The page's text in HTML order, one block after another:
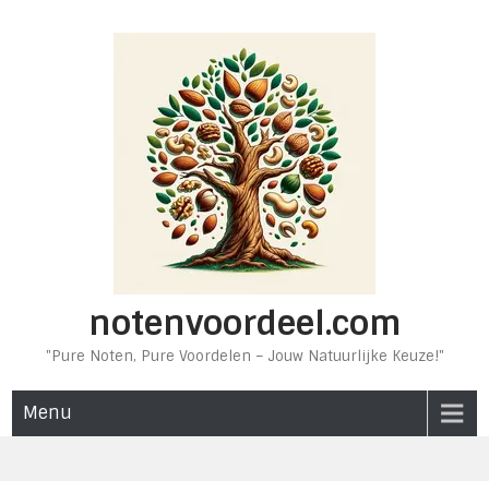
notenvoordeel.com
"Pure Noten, Pure Voordelen – Jouw Natuurlijke Keuze!"
Menu